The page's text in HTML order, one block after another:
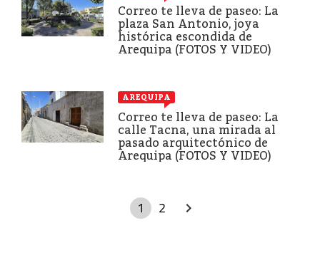
Correo te lleva de paseo: La
plaza San Antonio, joya
histórica escondida de
Arequipa (FOTOS Y VIDEO)
AREQUIPA
Correo te lleva de paseo: La
calle Tacna, una mirada al
pasado arquitectónico de
Arequipa (FOTOS Y VIDEO)
1 2